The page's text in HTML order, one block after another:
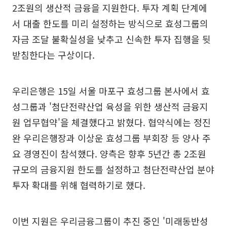
2조원의 생산적 금융을 지원한다. 투자 계획 단계에
서 대출 한도를 미리 설정하는 방식으로 효성그룹의
자금 조달 불확실성을 낮추고 신속한 투자 집행을 뒷
받침한다는 구상이다.
우리은행은 15일 서울 마포구 효성그룹 본사에서 효
성그룹과 '첨단전략산업 육성을 위한 생산적 금융지
원 업무협약'을 체결했다고 밝혔다. 협약식에는 정진
완 우리은행장과 이상운 효성그룹 부회장 등 양사 주
요 경영진이 참석했다. 양측은 향후 5년간 총 2조원
규모의 금융지원 한도를 설정하고 첨단전략산업 분야
투자 확대를 위해 협력하기로 했다.
이번 지원은 우리금융그룹이 추진 중인 '미래동반성